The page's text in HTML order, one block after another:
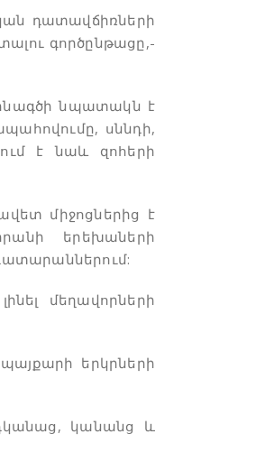
դատավճիռների
գործընթացը,-
նպատակն է
սննդի,
է նաև զոհերի
միջոցներից է
երեխաների
մեղավորների
երկրների
կանանց և